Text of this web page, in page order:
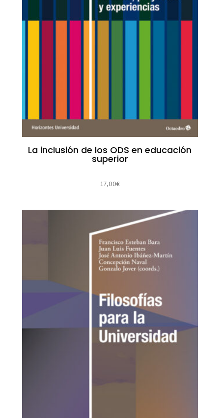
La inclusión de los ODS en educación
superior
17,00€